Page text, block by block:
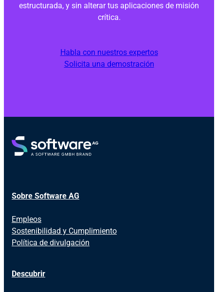
estructurada, y sin alterar tus aplicaciones de misión
crítica.
Habla con nuestros expertos
Solicita una demostración
Sobre Software AG
Empleos
Sostenibilidad y Cumplimiento
Política de divulgación
Descubrir